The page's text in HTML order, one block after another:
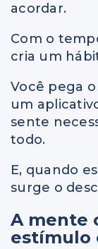
acordar.
Com o
cria um
Você pega
um
sente
todo.
E, quando
surge o
A mente
estímulo